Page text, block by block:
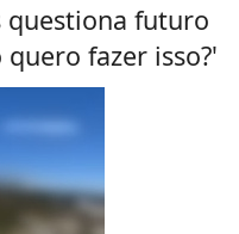
questiona futuro
fazer isso?'